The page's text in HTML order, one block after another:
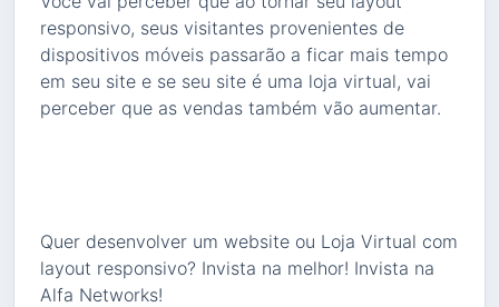
responsivo, seus visitantes provenientes de
dispositivos móveis passarão a ficar mais tempo
em seu site e se seu site é uma loja virtual, vai
perceber que as vendas também vão aumentar.
Quer desenvolver um website ou Loja Virtual com
layout responsivo? Invista na melhor! Invista na
Alfa Networks!